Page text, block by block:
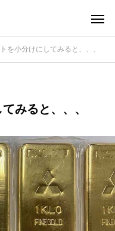
を小分けにしてみると、、、
みると、、、